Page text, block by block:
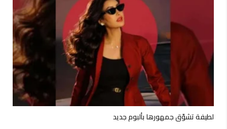
لطيفة تشوّق جمهورها بألبوم جديد